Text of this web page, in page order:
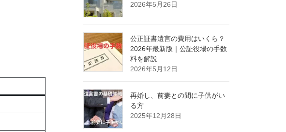
2026年5月26日
公正証書遺言の費用はいくら？
2026年最新版｜公証役場の手数
料を解説
2026年5月12日
再婚し、前妻との間に子供がい
る方
2025年12月28日